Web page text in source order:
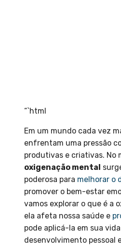
“`html
Em um mundo cada vez
enfrentam uma pressão
produtivas e criativas. No
oxigenação mental
poderosa para melhorar o
promover o bem-estar
vamos explorar o que é a
ela afeta nossa saúde e
pode aplicá-la em sua
desenvolvimento pessoal